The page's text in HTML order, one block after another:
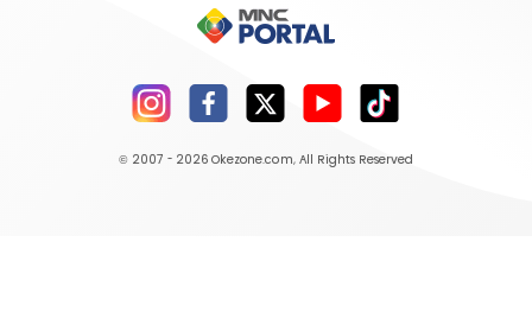
© 2007 - 2026 Okezone.com, All Rights Reserved